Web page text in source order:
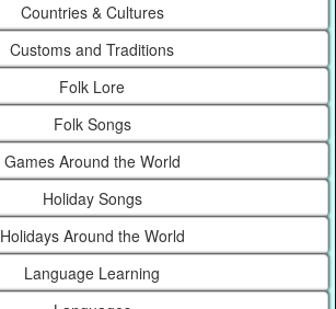
Countries & Cultures
Customs and Traditions
Folk Lore
Folk Songs
Games Around the World
Holiday Songs
Holidays Around the World
Language Learning